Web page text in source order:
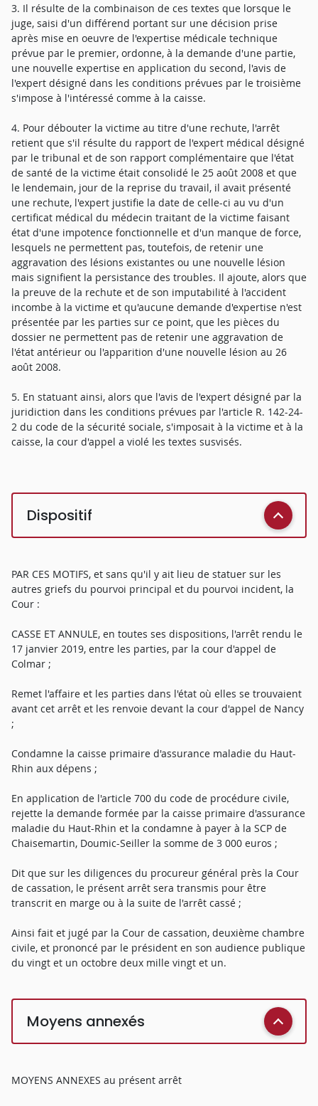
3. Il résulte de la combinaison de ces textes que lorsque le
juge, saisi d'un différend portant sur une décision prise
après mise en oeuvre de l'expertise médicale technique
prévue par le premier, ordonne, à la demande d'une partie,
une nouvelle expertise en application du second, l'avis de
l'expert désigné dans les conditions prévues par le troisième
s'impose à l'intéressé comme à la caisse.
4. Pour débouter la victime au titre d'une rechute, l'arrêt
retient que s'il résulte du rapport de l'expert médical désigné
par le tribunal et de son rapport complémentaire que l'état
de santé de la victime était consolidé le 25 août 2008 et que
le lendemain, jour de la reprise du travail, il avait présenté
une rechute, l'expert justifie la date de celle-ci au vu d'un
certificat médical du médecin traitant de la victime faisant
état d'une impotence fonctionnelle et d'un manque de force,
lesquels ne permettent pas, toutefois, de retenir une
aggravation des lésions existantes ou une nouvelle lésion
mais signifient la persistance des troubles. Il ajoute, alors que
la preuve de la rechute et de son imputabilité à l'accident
incombe à la victime et qu'aucune demande d'expertise n'est
présentée par les parties sur ce point, que les pièces du
dossier ne permettent pas de retenir une aggravation de
l'état antérieur ou l'apparition d'une nouvelle lésion au 26
août 2008.
5. En statuant ainsi, alors que l'avis de l'expert désigné par la
juridiction dans les conditions prévues par l'article R. 142-24-
2 du code de la sécurité sociale, s'imposait à la victime et à la
caisse, la cour d'appel a violé les textes susvisés.
Dispositif
PAR CES MOTIFS, et sans qu'il y ait lieu de statuer sur les
autres griefs du pourvoi principal et du pourvoi incident, la
Cour :
CASSE ET ANNULE, en toutes ses dispositions, l'arrêt rendu le
17 janvier 2019, entre les parties, par la cour d'appel de
Colmar ;
Remet l'affaire et les parties dans l'état où elles se trouvaient
avant cet arrêt et les renvoie devant la cour d'appel de Nancy
;
Condamne la caisse primaire d'assurance maladie du Haut-
Rhin aux dépens ;
En application de l'article 700 du code de procédure civile,
rejette la demande formée par la caisse primaire d'assurance
maladie du Haut-Rhin et la condamne à payer à la SCP de
Chaisemartin, Doumic-Seiller la somme de 3 000 euros ;
Dit que sur les diligences du procureur général près la Cour
de cassation, le présent arrêt sera transmis pour être
transcrit en marge ou à la suite de l'arrêt cassé ;
Ainsi fait et jugé par la Cour de cassation, deuxième chambre
civile, et prononcé par le président en son audience publique
du vingt et un octobre deux mille vingt et un.
Moyens annexés
MOYENS ANNEXES au présent arrêt